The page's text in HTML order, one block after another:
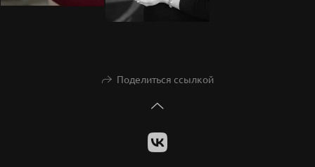
Поделиться ссылкой